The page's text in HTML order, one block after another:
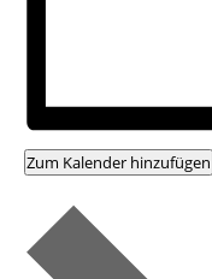
Zum Kalender hinzufügen